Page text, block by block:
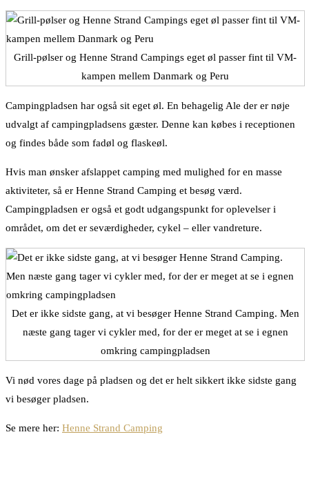
Grill-pølser og Henne Strand Campings eget øl passer fint til VM-
kampen mellem Danmark og Peru
Campingpladsen har også sit eget øl. En behagelig Ale der er nøje
udvalgt af campingpladsens gæster. Denne kan købes i receptionen
og findes både som fadøl og flaskeøl.
Hvis man ønsker afslappet camping med mulighed for en masse
aktiviteter, så er Henne Strand Camping et besøg værd.
Campingpladsen er også et godt udgangspunkt for oplevelser i
området, om det er seværdigheder, cykel – eller vandreture.
Det er ikke sidste gang, at vi besøger Henne Strand Camping. Men
næste gang tager vi cykler med, for der er meget at se i egnen
omkring campingpladsen
Vi nød vores dage på pladsen og det er helt sikkert ikke sidste gang
vi besøger pladsen.
Se mere her: Henne Strand Camping